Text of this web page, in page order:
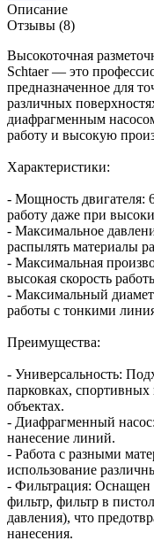
Описание
Отзывы (8)
Высокоточная
Schtaer — это
предназначенное для
различных
диафрагменным
работу и высокую
Характеристики:
- Мощность двигателя:
работу даже при
- Максимальное
распылять материалы
- Максимальная
высокая скорость
- Максимальный
работы с тонкими
Преимущества:
- Универсальность:
парковках,
объектах.
- Диафрагменный
нанесение линий.
- Работа с разными
использование
- Фильтрация: Оснащен
фильтр, фильтр в
давления), что
нанесения.